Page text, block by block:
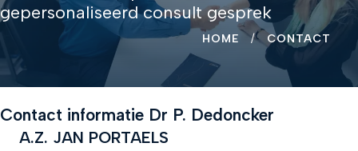
gepersonaliseerd consult gesprek
HOME / CONTACT
Contact informatie Dr P. Dedoncker
A.Z. JAN PORTAELS